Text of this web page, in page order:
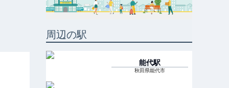
周辺の駅
能代駅
秋田県能代市